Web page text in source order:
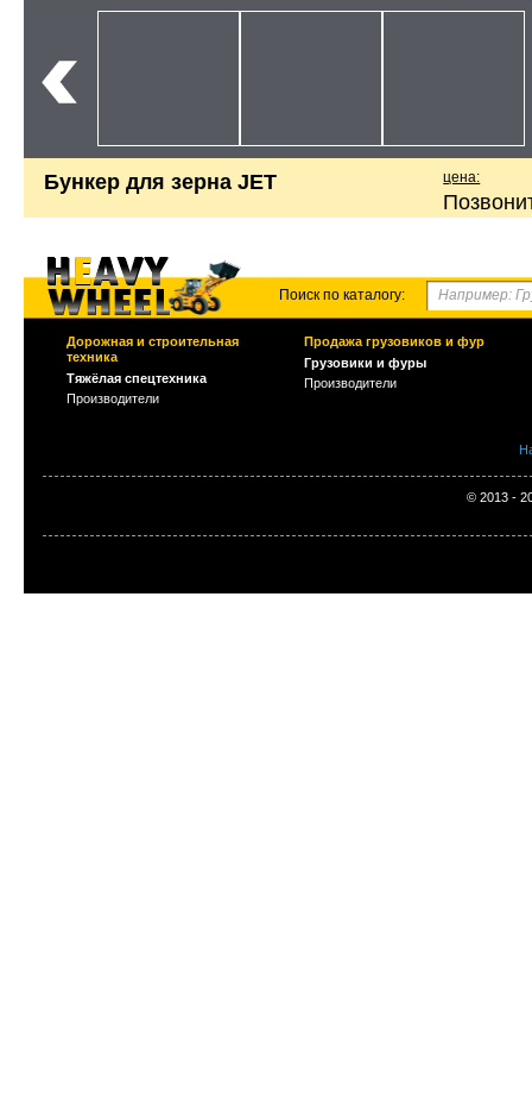
Бункер для зерна JET цена:
Поиск по каталогу:
Дорожная и строительная
техника
Тяжёлая спецтехника
Производители
Продажа грузовиков и фур
Грузовики и фуры
Производители
© 2013 -